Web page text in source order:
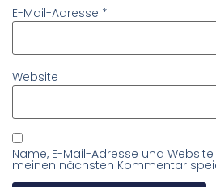
E-Mail-Adresse *
Website
Name, E-Mail-Adresse und
meinen nächsten Kommentar